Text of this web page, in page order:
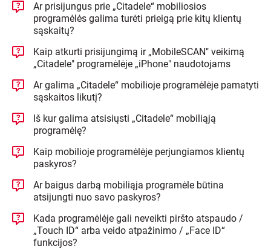
Ar prisijungus prie „Citadele“ mobiliosios
programėlės galima turėti prieigą prie kitų klientų
sąskaitų?
Kaip atkurti prisijungimą ir „MobileSCAN" veikimą
„Citadele" programėlėje „iPhone" naudotojams
Ar galima „Citadele“ mobilioje programėlėje pamatyti
sąskaitos likutį?
Iš kur galima atsisiųsti „Citadele“ mobiliąją
programėlę?
Kaip mobilioje programėlėje perjungiamos klientų
paskyros?
Ar baigus darbą mobiliąja programėle būtina
atsijungti nuo savo paskyros?
Kada programėlėje gali neveikti piršto atspaudo /
„Touch ID“ arba veido atpažinimo / „Face ID“
funkcijos?